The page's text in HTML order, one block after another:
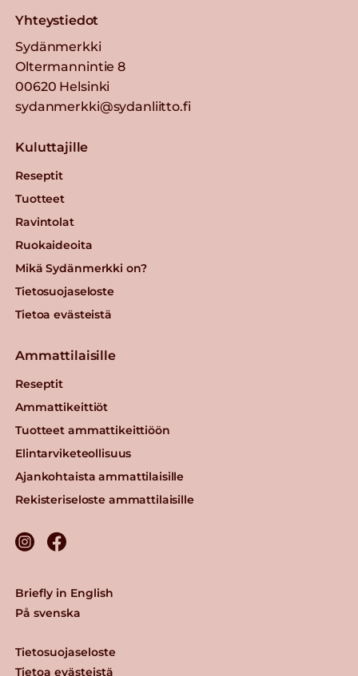
Yhteystiedot
Sydänmerkki
Oltermannintie 8
00620 Helsinki
sydanmerkki@sydanliitto.fi
Kuluttajille
Reseptit
Tuotteet
Ravintolat
Ruokaideoita
Mikä Sydänmerkki on?
Tietosuojaseloste
Tietoa evästeistä
Ammattilaisille
Reseptit
Ammattikeittiöt
Tuotteet ammattikeittiöön
Elintarviketeollisuus
Ajankohtaista ammattilaisille
Rekisteriseloste ammattilaisille
Tietosuojaseloste
Tietoa evästeistä
Briefly in English
På svenska